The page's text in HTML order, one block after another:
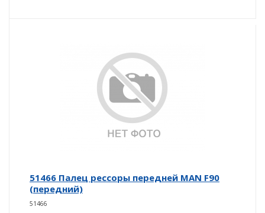
51466 Палец рессоры передней MAN F90
(передний)
51466